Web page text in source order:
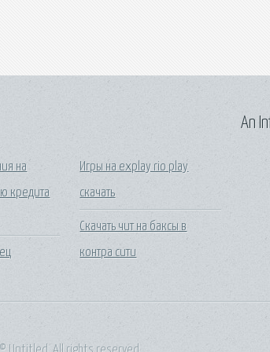
на
кредита
Игры на explay rio play
скачать
Скачать чит на баксы в
контра сити
An